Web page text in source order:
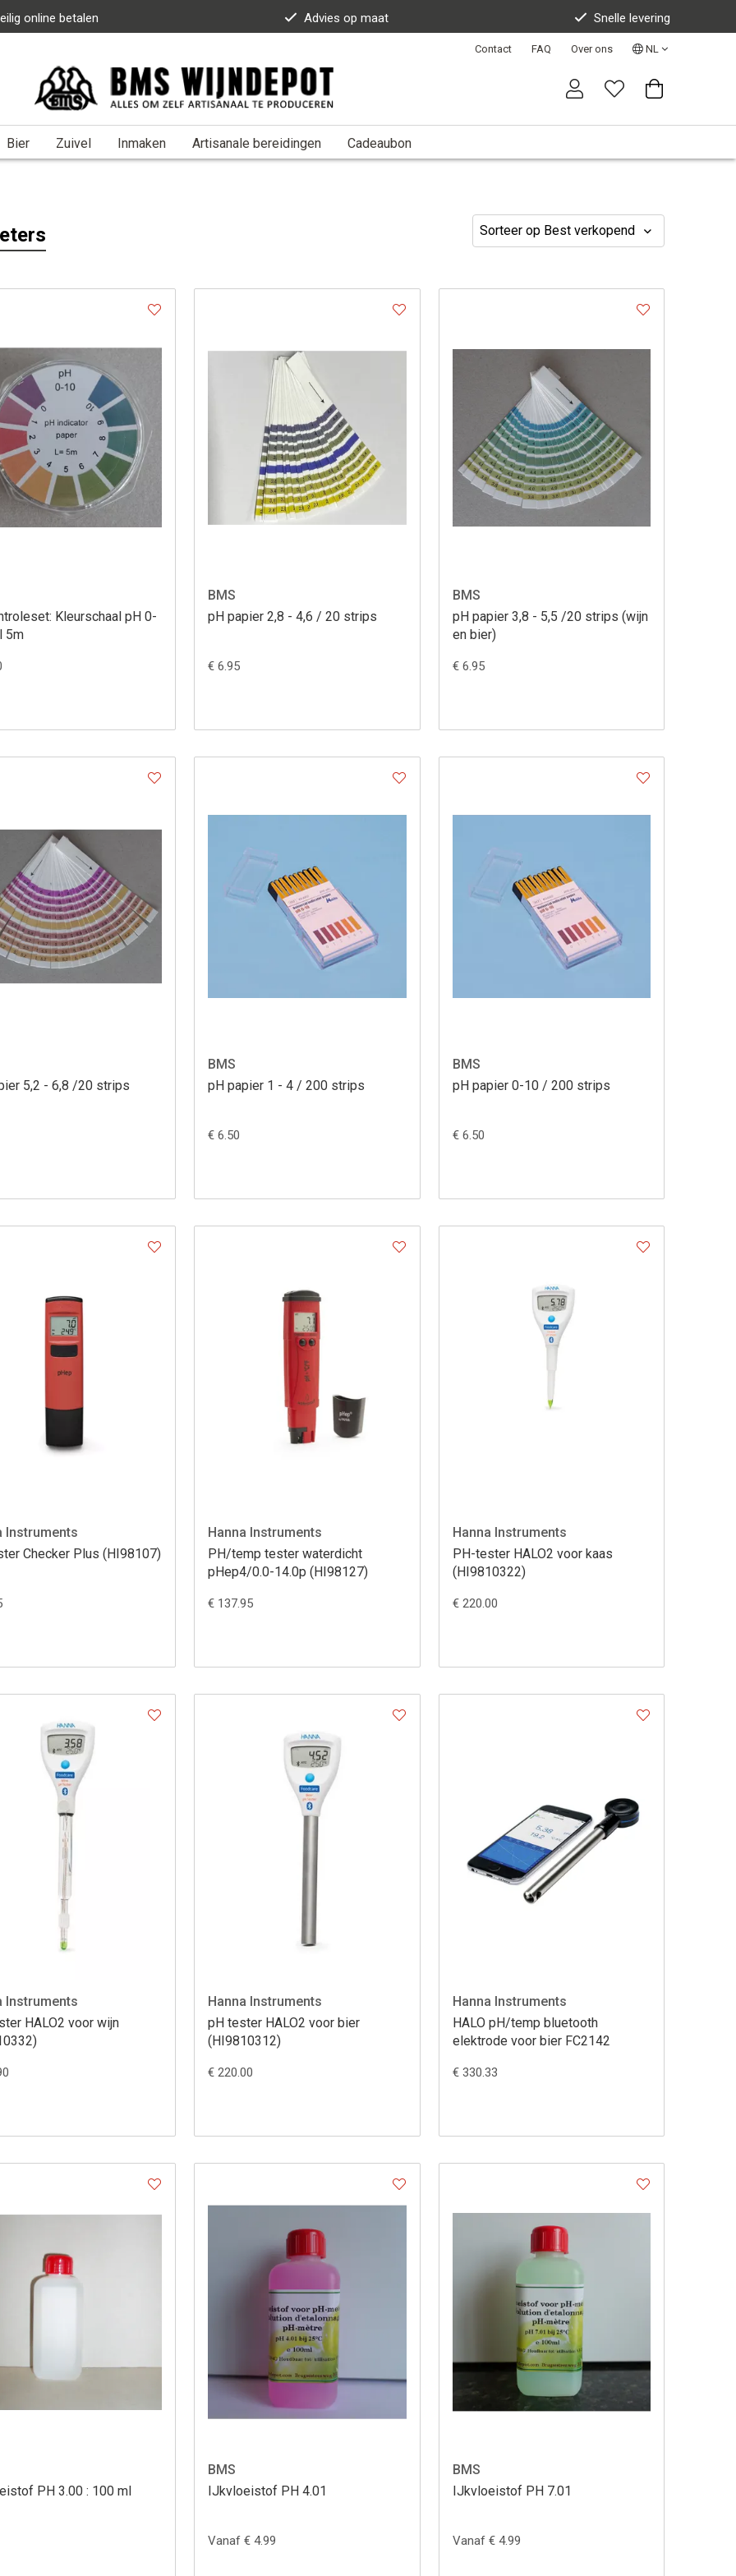
online betalen Advies op maat Snelle levering
Contact FAQ Over ons NL
Bier Zuivel Inmaken Artisanale bereidingen Cadeaubon
Kleurschaal pH 0-
5m
BMS
pH papier 2,8 - 4,6 / 20 strips
€ 6.95
BMS
pH papier 3,8 - 5,5 /20 strips (wijn
en bier)
€ 6.95
5,2 - 6,8 /20 strips
BMS
pH papier 1 - 4 / 200 strips
€ 6.50
BMS
pH papier 0-10 / 200 strips
€ 6.50
Instruments
Checker Plus (HI98107)
Hanna Instruments
PH/temp tester waterdicht
pHep4/0.0-14.0p (HI98127)
€ 137.95
Hanna Instruments
PH-tester HALO2 voor kaas
(HI9810322)
€ 220.00
Instruments
HALO2 voor wijn
Hanna Instruments
pH tester HALO2 voor bier
(HI9810312)
€ 220.00
Hanna Instruments
HALO pH/temp bluetooth
elektrode voor bier FC2142
€ 330.33
PH 3.00 : 100 ml
BMS
IJkvloeistof PH 4.01
Vanaf € 4.99
BMS
IJkvloeistof PH 7.01
Vanaf € 4.99